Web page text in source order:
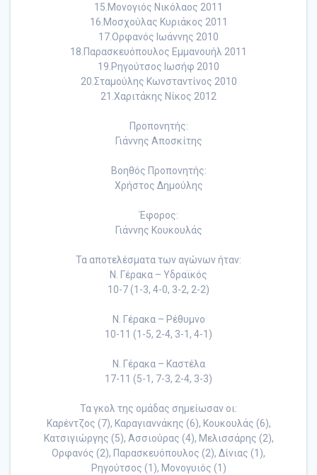
15.Μονογιός Νικόλαος 2011
16.Μοσχούλας Κυριάκος 2011
17.Ορφανός Ιωάννης 2010
18.Παρασκευόπουλος Εμμανουήλ 2011
19.Ρηγούτσος Ιωσήφ 2010
20.Σταμούλης Κωνσταντίνος 2010
21.Χαριτάκης Νίκος 2012
Προπονητής:
Γιάννης Αποσκίτης
Βοηθός Προπονητής:
Χρήστος Δημούλης
Έφορος:
Γιάννης Κουκουλάς
Τα αποτελέσματα των αγώνων ήταν:
Ν. Γέρακα – Υδραϊκός
10-7 (1-3, 4-0, 3-2, 2-2)
Ν. Γέρακα – Ρέθυμνο
10-11 (1-5, 2-4, 3-1, 4-1)
Ν. Γέρακα – Καστέλα
17-11 (5-1, 7-3, 2-4, 3-3)
Τα γκολ της ομάδας σημείωσαν οι:
Καρέντζος (7), Καραγιαννάκης (6), Κουκουλάς (6),
Κατσιγιώργης (5), Ασσιούρας (4), Μελισσάρης (2),
Ορφανός (2), Παρασκευόπουλος (2), Δίνιας (1),
Ρηγούτσος (1), Μονογυιός (1)